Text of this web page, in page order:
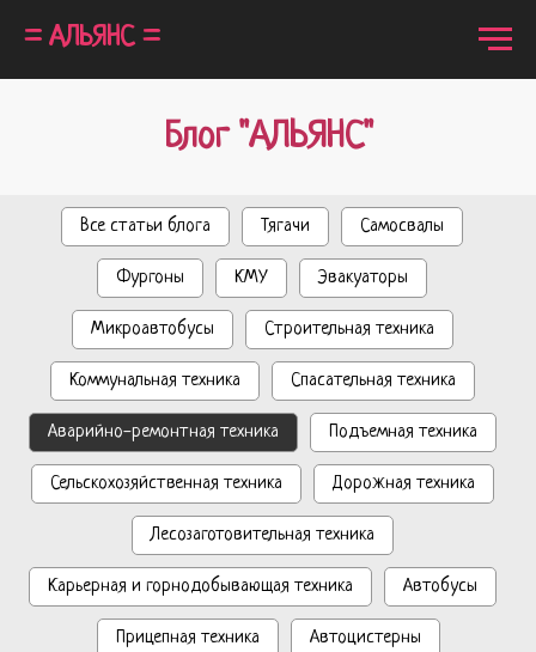
= АЛЬЯНС =
Блог "АЛЬЯНС"
Все статьи блога Тягачи Самосвалы
Фургоны КМУ Эвакуаторы
Микроавтобусы Строительная техника
Коммунальная техника Спасательная техника
Аварийно-ремонтная техника Подъемная техника
Сельскохозяйственная техника Дорожная техника
Лесозаготовительная техника
Карьерная и горнодобывающая техника Автобусы
Прицепная техника Автоцистерны